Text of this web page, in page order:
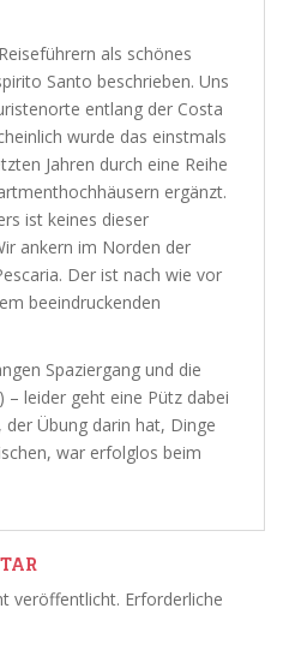
als schönes
Santo beschrieben. Uns
entlang der Costa
wurde das einstmals
Jahren durch eine Reihe
ergänzt.
ist keines dieser
ankern im Norden der
Der ist nach wie vor
beeindruckenden
Spaziergang und die
leider geht eine Pütz dabei
Übung darin hat, Dinge
war erfolglos beim
veröffentlicht. Erforderliche